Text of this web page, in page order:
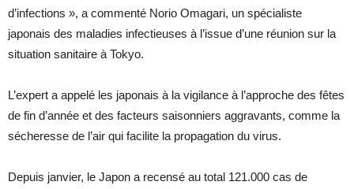
d’infections », a commenté Norio Omagari, un spécialiste
japonais des maladies infectieuses à l’issue d’une réunion sur la
situation sanitaire à Tokyo.
L’expert a appelé les japonais à la vigilance à l’approche des fêtes
de fin d’année et des facteurs saisonniers aggravants, comme la
sécheresse de l’air qui facilite la propagation du virus.
Depuis janvier, le Japon a recensé au total 121.000 cas de